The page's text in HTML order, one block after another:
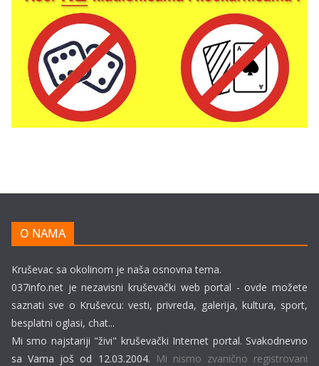
O NAMA
Kruševac sa okolinom je naša osnovna tema.
037info.net je nezavisni kruševački web portal - ovde možete
saznati sve o Kruševcu: vesti, privreda, galerija, kultura, sport,
besplatni oglasi, chat...
Mi smo najstariji "živi" kruševački Internet portal. Svakodnevno
sa Vama još od 12.03.2004. Mi nismo zvanično registrovani